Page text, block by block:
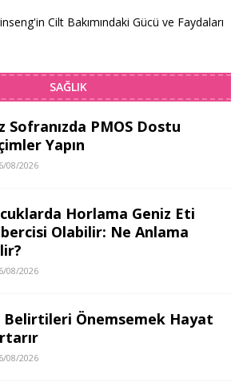
Cilt Bakımındaki Gücü ve Faydaları
SAĞLIK
Sofranızda PMOS Dostu
Yapın
08/2026
Horlama Geniz Eti
Olabilir: Ne Anlama
08/2026
Belirtileri Önemsemek Hayat
08/2026